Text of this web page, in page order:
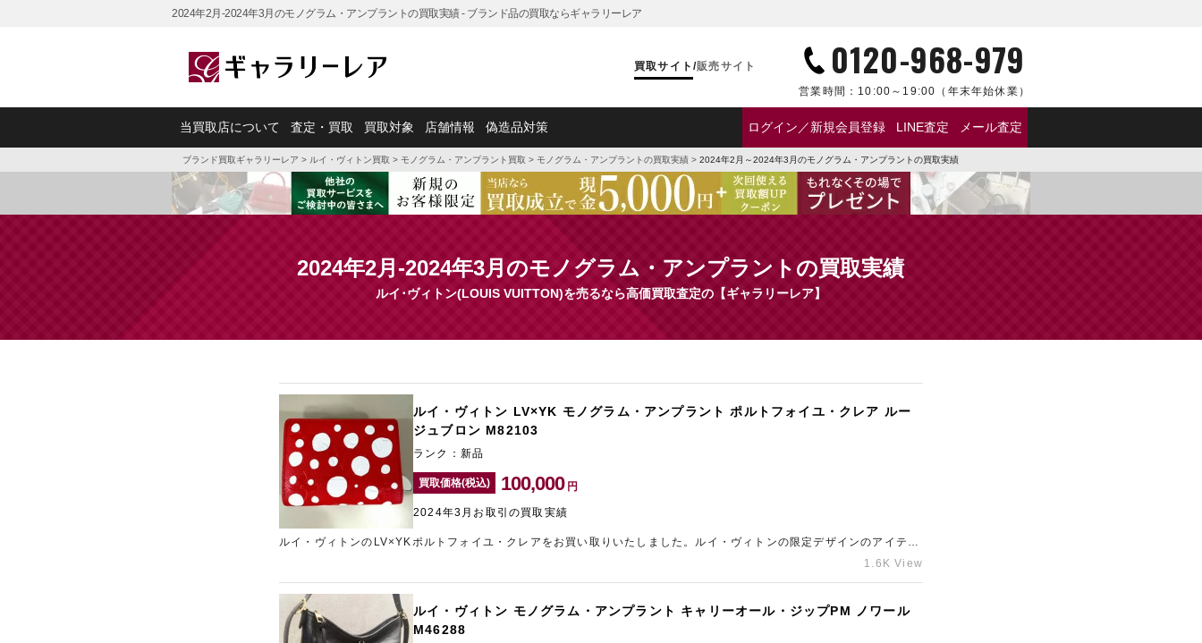
2024年2月-2024年3月のモノグラム・アンプラントの買取実績 - ブランド品の買取ならギャラリーレア
買取サイト /販売サイト 0120-968-979
営業時間： 10:00～19:00 （年末年始休業）
当買取店について 査定・買取 買取対象 店舗情報 偽造品対策 ログイン／新規会員登録 LINE査定 メール査定
ブランド買取ギャラリーレア > ルイ・ヴィトン買取 > モノグラム・アンプラント買取 > モノグラム・アンプラントの買取実績 > 2024年2月～2024年3月のモノグラム・アンプラントの買取実績
2024年2月-2024年3月のモノグラム・アンプラントの買取実績
ルイ･ヴィトン(LOUIS VUITTON)を売るなら高価買取査定の【ギャラリーレア】
ルイ・ヴィトン LV×YK モノグラム・アンプラント ポルトフォイユ・クレア ルー
ジュブロン M82103
ランク：新品
買取価格(税込) 100,000 円
2024年3月お取引の買取実績
ルイ・ヴィトンのLV×YKポルトフォイユ・クレアをお買い取りいたしました。ルイ・ヴィトンの限定デザインのアイテム
は、非常に人気があります。お探しの方が多いお品物を未使用の状態でお持ち込みいただけたため、精一杯の金額でお買
1.6K View
ルイ・ヴィトン モノグラム・アンプラント キャリーオール・ジップPM ノワール
M46288